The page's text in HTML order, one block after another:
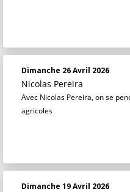
Dimanche 26 Avril 2026
Nicolas Pereira
Avec Nicolas Pereira, on se
agricoles
Dimanche 19 Avril 2026